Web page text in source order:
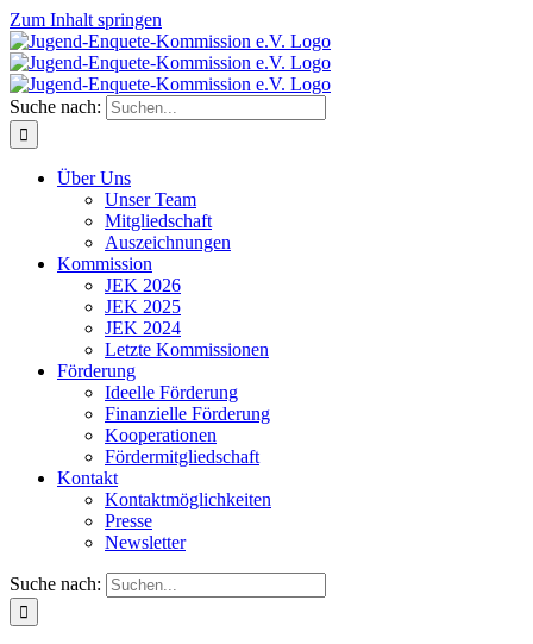
Zum Inhalt springen
Suche nach:
Über Uns
Unser Team
Mitgliedschaft
Auszeichnungen
Kommission
JEK 2026
JEK 2025
JEK 2024
Letzte Kommissionen
Förderung
Ideelle Förderung
Finanzielle Förderung
Kooperationen
Fördermitgliedschaft
Kontakt
Kontaktmöglichkeiten
Presse
Newsletter
Suche nach: